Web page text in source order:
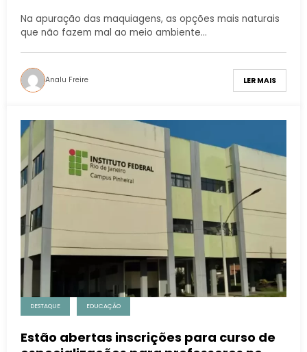
Na apuração das maquiagens, as opções mais naturais
que não fazem mal ao meio ambiente…
Analu Freire LER MAIS
DESTAQUE EDUCAÇÃO
Estão abertas inscrições para curso de